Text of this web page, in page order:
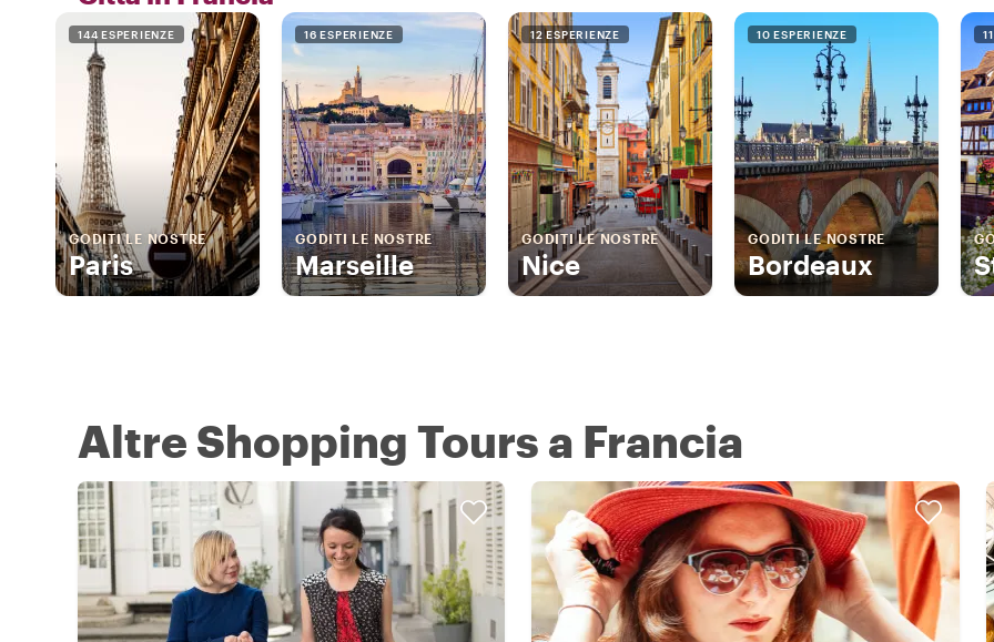
144 ESPERIENZE
GODITI LE NOSTRE
Paris
16 ESPERIENZE
GODITI LE NOSTRE
Marseille
12 ESPERIENZE
GODITI LE NOSTRE
Nice
10 ESPERIENZE
GODITI LE NOSTRE
Bordeaux
Altre Shopping Tours a Francia